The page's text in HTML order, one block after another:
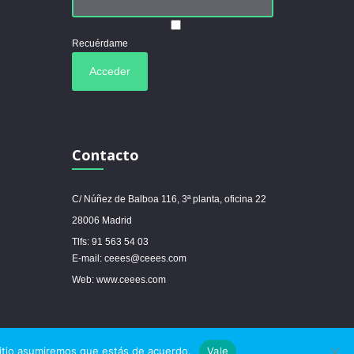
Recuérdame
Contacto
C/ Núñez de Balboa 116, 3ª planta, oficina 22
28006 Madrid
Tlfs: 91 563 54 03
E-mail: ceees@ceees.com
Web: www.ceees.com
asumiremos que estás de acuerdo. Vale